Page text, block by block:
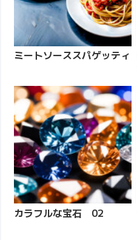
ミートソーススパゲッティ
カラフルな宝石 02